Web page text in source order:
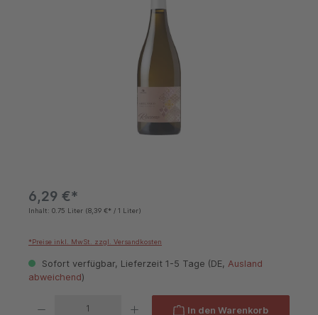
6,29 €*
Inhalt: 0.75 Liter (8,39 €* / 1 Liter)
*Preise inkl. MwSt. zzgl. Versandkosten
Sofort verfügbar, Lieferzeit 1-5 Tage (DE, Ausland
abweichend)
In den Warenkorb